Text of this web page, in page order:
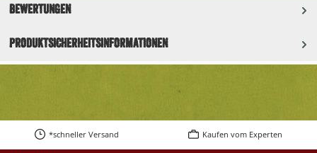
Bewertungen
Produktsicherheitsinformationen
*schneller Versand Kaufen vom Experten